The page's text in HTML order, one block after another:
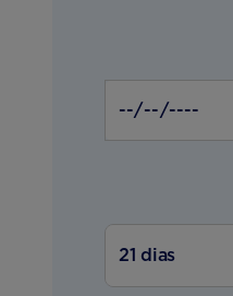
format:
yyyy-
21 dias